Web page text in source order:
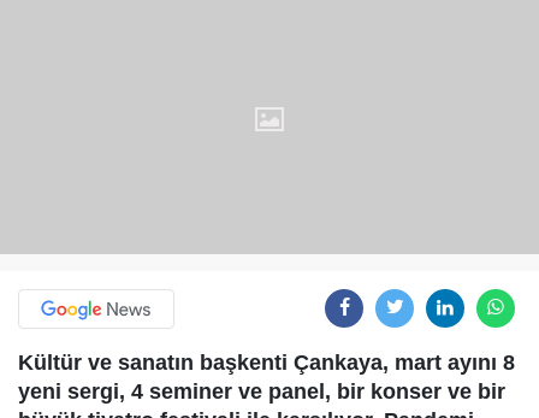
Kültür ve sanatın başkenti Çankaya, mart ayını 8
yeni sergi, 4 seminer ve panel, bir konser ve bir